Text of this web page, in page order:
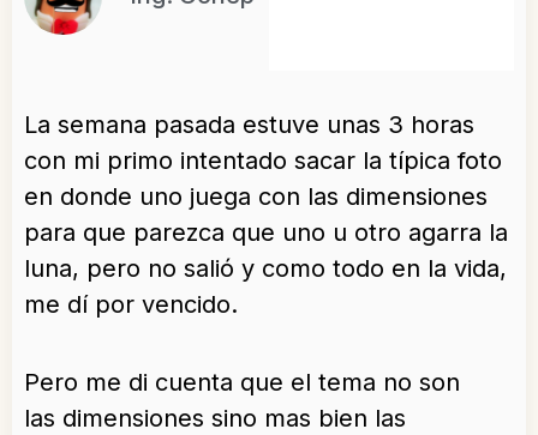
La semana pasada estuve unas 3 horas
con mi primo intentado sacar la típica foto
en donde uno juega con las dimensiones
para que parezca que uno u otro agarra la
luna, pero no salió y como todo en la vida,
me dí por vencido.
Pero me di cuenta que el tema no son
las dimensiones sino mas bien las